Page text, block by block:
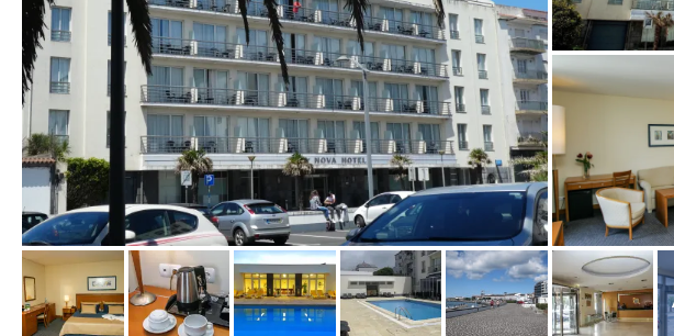
von Willy, Juni 2022
von Manfred,
vom Hotelier,